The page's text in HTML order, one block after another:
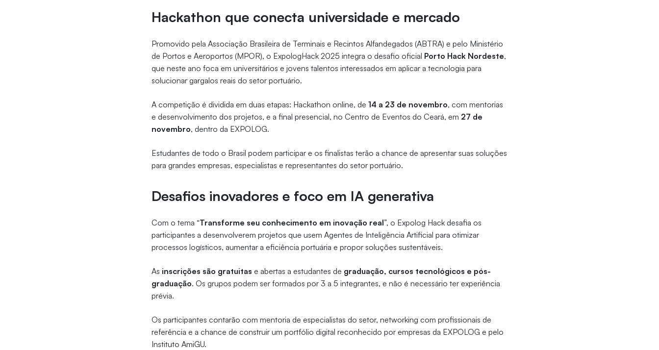
Hackathon que conecta universidade e mercado
Promovido pela Associação Brasileira de Terminais e Recintos Alfandegados (ABTRA) e pelo Ministério
de Portos e Aeroportos (MPOR), o ExpologHack 2025 integra o desafio oficial Porto Hack Nordeste,
que neste ano foca em universitários e jovens talentos interessados em aplicar a tecnologia para
solucionar gargalos reais do setor portuário.
A competição é dividida em duas etapas: Hackathon online, de14 a 23 de novembro, com mentorias
e desenvolvimento dos projetos, e a final presencial, no Centro de Eventos do Ceará, em 27 de
novembro, dentro da EXPOLOG.
Estudantes de todo o Brasil podem participar e os finalistas terão a chance de apresentar suas soluções
para grandes empresas, especialistas e representantes do setor portuário.
Desafios inovadores e foco em IA generativa
Com o tema “Transforme seu conhecimento em inovação real”, o Expolog Hack desafia os
participantes a desenvolverem projetos que usem Agentes de Inteligência Artificial para otimizar
processos logísticos, aumentar a eficiência portuária e propor soluções sustentáveis.
As inscrições são gratuitas e abertas a estudantes de graduação, cursos tecnológicos e pós-
graduação. Os grupos podem ser formados por 3 a 5 integrantes, e não é necessário ter experiência
prévia.
Os participantes contarão com mentoria de especialistas do setor, networking com profissionais de
referência e a chance de construir um portfólio digital reconhecido por empresas da EXPOLOG e pelo
Instituto AmiGU.